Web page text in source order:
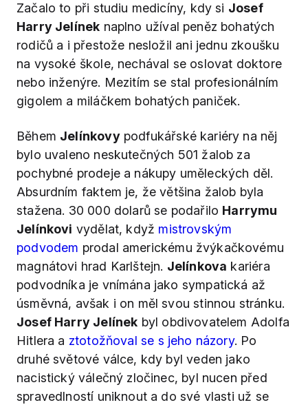
Začalo to při studiu medicíny, kdy si Josef
Harry Jelínek naplno užíval peněz bohatých
rodičů a i přestože nesložil ani jednu zkoušku
na vysoké škole, nechával se oslovat doktore
nebo inženýre. Mezitím se stal profesionálním
gigolem a miláčkem bohatých paniček.
Během Jelínkovypodfukářské kariéry na něj
bylo uvaleno neskutečných 501 žalob za
pochybné prodeje a nákupy uměleckých děl.
Absurdním faktem je, že většina žalob byla
stažena. 30 000 dolarů se podařilo Harrymu
Jelínkovi vydělat, když mistrovským
podvodem prodal americkému žvýkačkovému
magnátovi hrad Karlštejn. Jelínkova kariéra
podvodníka je vnímána jako sympatická až
úsměvná, avšak i on měl svou stinnou stránku.
Josef Harry Jelínek byl obdivovatelem Adolfa
Hitlera a ztotožňoval se s jeho názory. Po
druhé světové válce, kdy byl veden jako
nacistický válečný zločinec, byl nucen před
spravedlností uniknout a do své vlasti už se